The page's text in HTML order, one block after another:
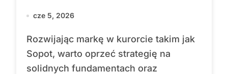
cze 5, 2026
Rozwijając markę w kurorcie takim jak
Sopot, warto oprzeć strategię na
solidnych fundamentach oraz